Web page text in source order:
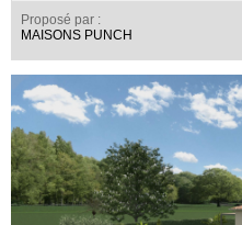
Proposé par :
MAISONS PUNCH